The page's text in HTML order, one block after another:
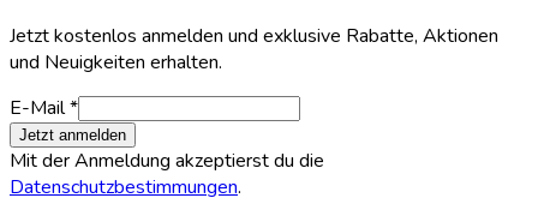
Jetzt kostenlos anmelden und exklusive Rabatte, Aktionen
und Neuigkeiten erhalten.
E-Mail *
Jetzt anmelden
Mit der Anmeldung akzeptierst du die
Datenschutzbestimmungen.